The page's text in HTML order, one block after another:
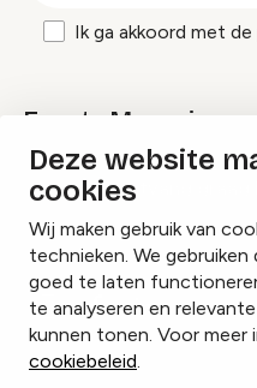
Deze website
cookies
Wij maken gebruik van
technieken. We
goed te laten
te analyseren en
kunnen tonen. Voor meer
cookiebeleid.
Ik ga akkoord met de
Events Magazine
Ik ontvang graag
InstagramFacebookLinkedIn